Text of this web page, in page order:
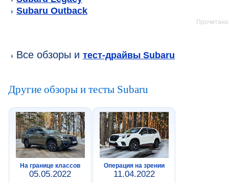
Subaru Outback
Все обзоры и тест-драйвы Subaru
Другие обзоры и тесты Subaru
На границе классов
05.05.2022
Операция на зрении
11.04.2022